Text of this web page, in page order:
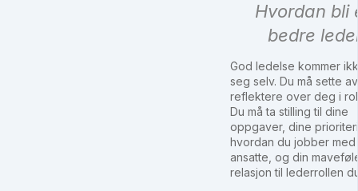
Hvordan bli
bedre
God ledelse kommer
seg selv. Du må sette
reflektere over deg i
Du må ta stilling til dine
oppgaver, dine
hvordan du jobber
ansatte, og din
relasjon til lederrollen